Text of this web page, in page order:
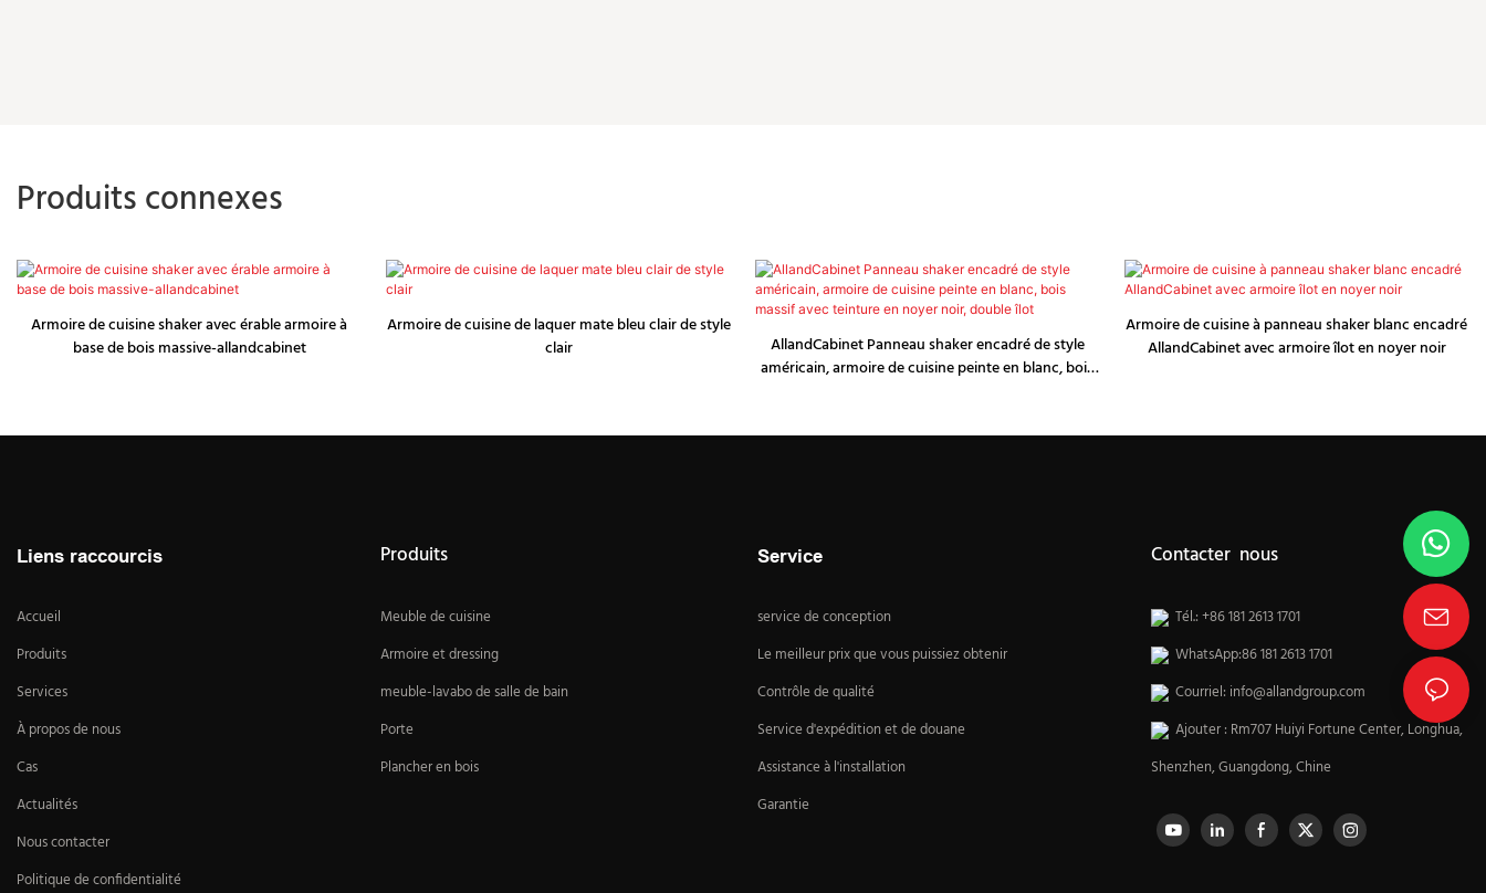
Produits connexes
Armoire de cuisine shaker avec érable armoire à
base de bois massive-allandcabinet
Armoire de cuisine de laquer mate bleu clair de style
clair
AllandCabinet Panneau shaker encadré de style
américain, armoire de cuisine peinte en blanc, bois
Armoire de cuisine à panneau shaker blanc encadré
AllandCabinet avec armoire îlot en noyer noir
Liens raccourcis
Accueil
Produits
Services
À propos de nous
Cas
Actualités
Nous contacter
Politique de confidentialité
Produits
Meuble de cuisine
Armoire et dressing
meuble-lavabo de salle de bain
Porte
Plancher en bois
Service
service de conception
Le meilleur prix que vous puissiez obtenir
Contrôle de qualité
Service d'expédition et de douane
Assistance à l'installation
Garantie
Contacter nous
Tél.: +86 181 2613 1701
WhatsApp:86 181 2613 1701
Courriel: info@allandgroup.com
Ajouter : Rm707 Huiyi Fortune Center, Longhua,
Shenzhen, Guangdong, Chine